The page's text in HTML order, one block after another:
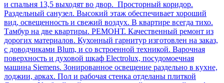
и спальня 13,5 выходят во двор. Просторный коридор.
Раздельный санузел. Высокий этаж обеспечивает хороший
вид, освещенность и свежий воздух. В квартире всегда тихо.
Тамбур на две квартиры. РЕМОНТ. Качественный ремонт из
дорогих материалов. Кухонный гарнитур изготовлен на заказ,
с доводчиками Blum, и со встроенной техникой. Варочная
поверхность и духовой шкаф Electrolux, посудомоечная
машина Siemens. Зонированное освещение раздельно в кухне,
лоджии, арках. Пол и рабочая стенка отделаны плиткой